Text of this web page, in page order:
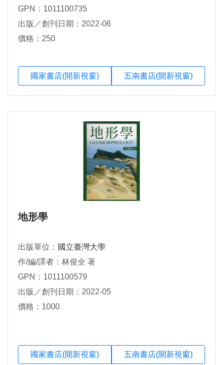
安, 簡祥霖, 洪裕堂, 陳緯倫, 王筱婷, 李協昌, 陳培梅, 張
俊霖, 盧素如, 任怡芃, 陳曉真, 洪靜宜, 齊慕凡
GPN：1011100735
出版／創刊日期：2022-06
價格：250
國家書店(開新視窗) 五南書店(開新視窗)
地形學
出版單位： 國立臺灣大學
作/編/譯者：林俊全 著
GPN：1011100579
出版／創刊日期：2022-05
價格：1000
國家書店(開新視窗) 五南書店(開新視窗)